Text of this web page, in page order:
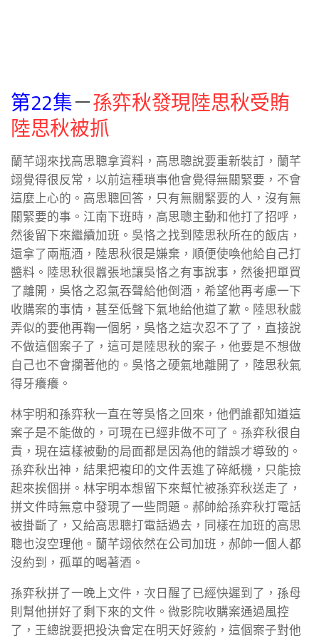
第22集－孫弈秋發現陸思秋受賄
陸思秋被抓
蘭芊翊來找高思聰拿資料，高思聰說要重新裝訂，蘭芊
翊覺得很反常，以前這種瑣事他會覺得無關緊要，不會
這麼上心的。高思聰回答，只有無關緊要的人，沒有無
關緊要的事。江南下班時，高思聰主動和他打了招呼，
然後留下來繼續加班。吳恪之找到陸思秋所在的飯店，
還拿了兩瓶酒，陸思秋很是嫌棄，順便使喚他給自己打
醬料。陸思秋很囂張地讓吳恪之有事說事，然後把單買
了離開，吳恪之忍氣吞聲給他倒酒，希望他再考慮一下
收購案的事情，甚至低聲下氣地給他道了歉。陸思秋戲
弄似的要他再鞠一個躬，吳恪之這次忍不了了，直接說
不做這個案子了，這可是陸思秋的案子，他要是不想做
自己也不會攔著他的。吳恪之硬氣地離開了，陸思秋氣
得牙癢癢。
林宇明和孫弈秋一直在等吳恪之回來，他們誰都知道這
案子是不能做的，可現在已經非做不可了。孫弈秋很自
責，現在這樣被動的局面都是因為他的錯誤才導致的。
孫弈秋出神，結果把複印的文件丟進了碎紙機，只能撿
起來挨個拼。林宇明本想留下來幫忙被孫弈秋送走了，
拼文件時無意中發現了一些問題。郝帥給孫弈秋打電話
被掛斷了，又給高思聰打電話過去，同樣在加班的高思
聰也沒空理他。蘭芊翊依然在公司加班，郝帥一個人都
沒約到，孤單的喝著酒。
孫弈秋拼了一晚上文件，次日醒了已經快遲到了，孫母
則幫他拼好了剩下來的文件。微影院收購案通過風控
了，王總說要把投決會定在明天好簽約，這個案子對他